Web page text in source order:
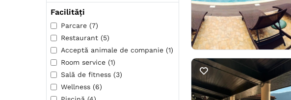
Facilități
Parcare (7)
Restaurant (5)
Acceptă animale de companie (1)
Room service (1)
Sală de fitness (3)
Wellness (6)